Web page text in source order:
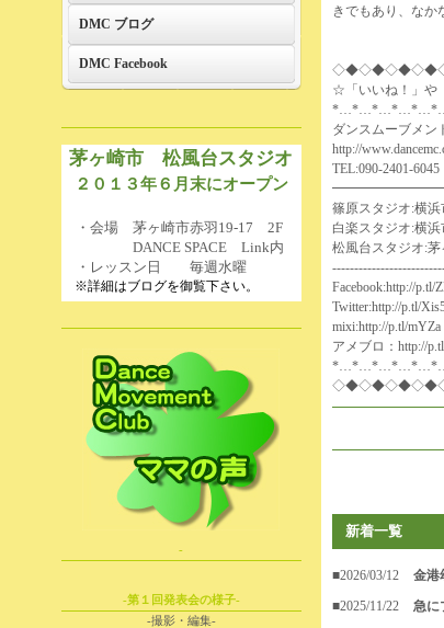
きでもあり、なか
☆「いいね！」や
ダンスムーブメン
http://
TEL:090-2401-6045
篠原スタジオ:横
白楽スタジオ:横
松風台スタジオ:茅
Facebook:http://p.tl/
Twitter:http://p.tl/
mixi:http://p.tl/mYZa
アメブロ： http://
新着一覧
■2026/03/12
金港
■2025/11/22
急に
DMC ブログ
DMC Facebook
茅ヶ崎市 松風台スタジオ
２０１３年６月末にオープン
・会場 茅ヶ崎市赤羽19-17 2F
DANCE SPACE Link内
・レッスン日 毎週水曜
※詳細はブログを御覧下さい。
-
-第１回発表会の様子-
-撮影・編集-